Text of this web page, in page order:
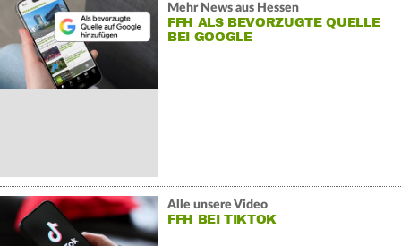
Mehr News aus Hessen
FFH ALS BEVORZUGTE QUELLE
BEI GOOGLE
Alle unsere Video
FFH BEI TIKTOK